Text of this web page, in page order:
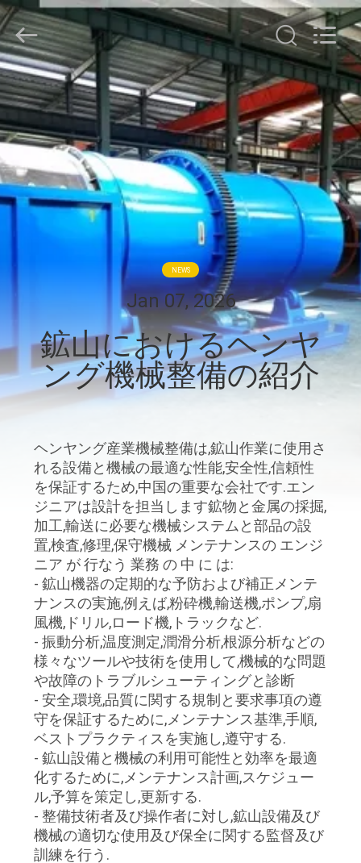
家
プ
ロ
ダ
ト
私
達
に
Copyright
©
2021
-
2026
Zhengzhou
Hengyang
Industrial
Co.,
Ltd.
Rights
Reserved.
NEWS
Jan 07, 2026
鉱山におけるヘンヤ
ング機械整備の紹介
ヘンヤング産業機械整備は,鉱山作業に使用さ
れる設備と機械の最適な性能,安全性,信頼性
を保証するため,中国の重要な会社です.エン
ジニアは設計を担当します鉱物と金属の採掘,
加工,輸送に必要な機械システムと部品の設
置,検査,修理,保守機械 メンテナンスの エンジ
ニア が 行なう 業務 の 中 に は:
- 鉱山機器の定期的な予防および補正メンテ
ナンスの実施,例えば,粉砕機,輸送機,ポンプ,扇
風機,ドリル,ロード機,トラックなど.
- 振動分析,温度測定,潤滑分析,根源分析などの
様々なツールや技術を使用して,機械的な問題
や故障のトラブルシューティングと診断
- 安全,環境,品質に関する規制と要求事項の遵
守を保証するために,メンテナンス基準,手順,
ベストプラクティスを実施し,遵守する.
- 鉱山設備と機械の利用可能性と効率を最適
化するために,メンテナンス計画,スケジュー
ル,予算を策定し,更新する.
- 整備技術者及び操作者に対し,鉱山設備及び
機械の適切な使用及び保全に関する監督及び
訓練を行う.